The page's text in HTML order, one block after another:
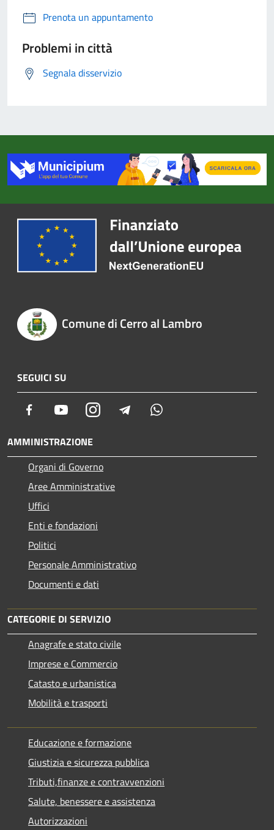
Prenota un appuntamento
Problemi in città
Segnala disservizio
Comune di Cerro al Lambro
SEGUICI SU
Facebook YoutubeInstagram Telegram
AMMINISTRAZIONE
Organi di Governo
Aree Amministrative
Uffici
Enti e fondazioni
Politici
Personale Amministrativo
Documenti e dati
CATEGORIE DI SERVIZIO
Anagrafe e stato civile
Imprese e Commercio
Catasto e urbanistica
Mobilità e trasporti
Educazione e formazione
Giustizia e sicurezza pubblica
Tributi,finanze e contravvenzioni
Salute, benessere e assistenza
Autorizzazioni